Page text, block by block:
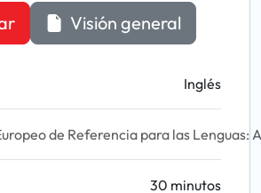
Visión general
Inglés
de Referencia para las Lenguas:
30 minutos